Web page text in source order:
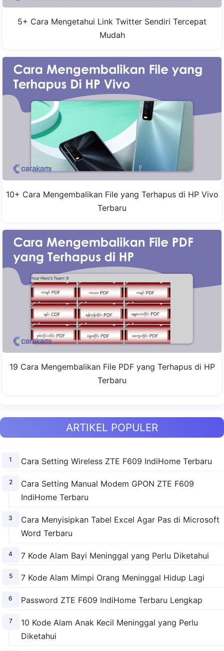
5+ Cara Mengetahui Link Twitter Sendiri Tercepat
Mudah
10+ Cara Mengembalikan File yang Terhapus di HP Vivo
Terbaru
19 Cara Mengembalikan File PDF yang Terhapus di HP
Terbaru
ARTIKEL POPULER
Cara Setting Wireless ZTE F609 IndiHome Terbaru
Cara Setting Manual Modem GPON ZTE F609
IndiHome Terbaru
Cara Menyisipkan Tabel Excel Agar Pas di Microsoft
Word Terbaru
7 Kode Alam Bayi Meninggal yang Perlu Diketahui
7 Kode Alam Mimpi Orang Meninggal Hidup Lagi
Password ZTE F609 IndiHome Terbaru Lengkap
10 Kode Alam Anak Kecil Meninggal yang Perlu
Diketahui